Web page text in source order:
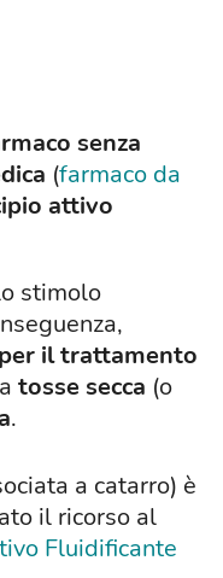
senza
(farmaco da
attivo
stimolo
il trattamento
tosse secca (o
.
a catarro) è
il ricorso al
Fluidificante